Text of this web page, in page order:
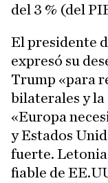
del 3 % (del
El presidente
expresó su
Trump «para
bilaterales y
«Europa
y Estados
fuerte. Letonia
fiable de